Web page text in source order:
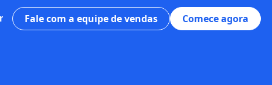
Fale com a equipe de vendas Comece agora